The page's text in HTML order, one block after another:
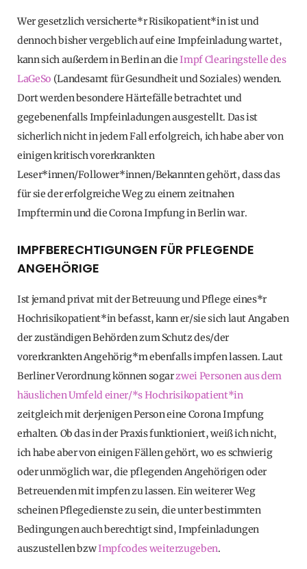
Wer gesetzlich versicherte*r Risikopatient*in ist und
dennoch bisher vergeblich auf eine Impfeinladung wartet,
kann sich außerdem in Berlin an dieImpf Clearingstelle des
LaGeSo (Landesamt für Gesundheit und Soziales) wenden.
Dort werden besondere Härtefälle betrachtet und
gegebenenfalls Impfeinladungen ausgestellt. Das ist
sicherlich nicht in jedem Fall erfolgreich, ich habe aber von
einigen kritisch vorerkrankten
Leser*innen/Follower*innen/Bekannten gehört, dass das
für sie der erfolgreiche Weg zu einem zeitnahen
Impftermin und die Corona Impfung in Berlin war.
IMPFBERECHTIGUNGEN FÜR PFLEGENDE
ANGEHÖRIGE
Ist jemand privat mit der Betreuung und Pflege eines*r
Hochrisikopatient*in befasst, kann er/sie sich laut Angaben
der zuständigen Behörden zum Schutz des/der
vorerkrankten Angehörig*m ebenfalls impfen lassen. Laut
Berliner Verordnung können sogarzwei Personen aus dem
häuslichen Umfeld einer/*s Hochrisikopatient*in
zeitgleich mit derjenigen Person eine Corona Impfung
erhalten. Ob das in der Praxis funktioniert, weiß ich nicht,
ich habe aber von einigen Fällen gehört, wo es schwierig
oder unmöglich war, die pflegenden Angehörigen oder
Betreuenden mit impfen zu lassen. Ein weiterer Weg
scheinen Pflegedienste zu sein, die unter bestimmten
Bedingungen auch berechtigt sind, Impfeinladungen
auszustellen bzwImpfcodes weiterzugeben.